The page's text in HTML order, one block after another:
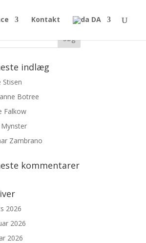
Kontakt DA
indlæg
Stisen
Botree
Falkow
Zambrano
kommentarer
2026
2026
2026